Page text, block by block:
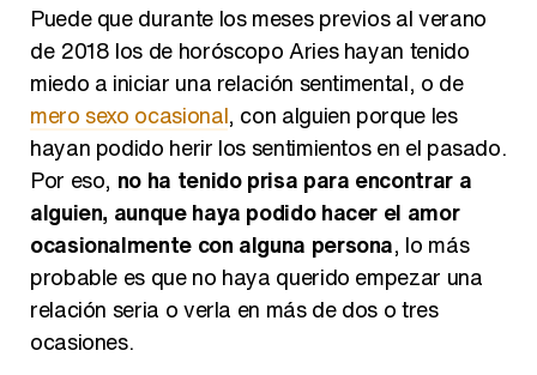
Puede que durante los meses previos al verano
de 2018 los de horóscopo Aries hayan tenido
miedo a iniciar una relación sentimental, o de
mero sexo ocasional, con alguien porque les
hayan podido herir los sentimientos en el pasado.
Por eso, no ha tenido prisa para encontrar a
alguien, aunque haya podido hacer el amor
ocasionalmente con alguna persona, lo más
probable es que no haya querido empezar una
relación seria o verla en más de dos o tres
ocasiones.